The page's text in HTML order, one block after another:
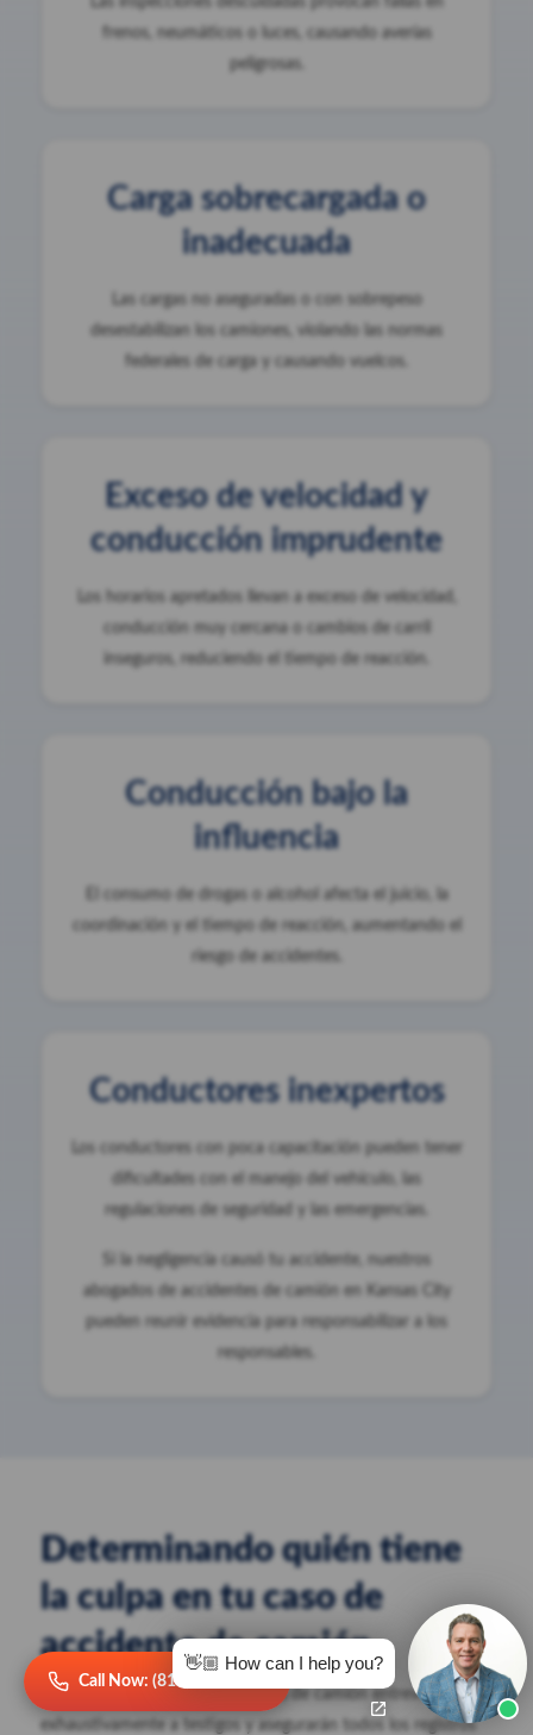
frenos, neumáticos o luces, causando averías
peligrosas.
Carga sobrecargada o
inadecuada
Las cargas no aseguradas o con sobrepeso
desestabilizan los camiones, violando las normas
federales de carga y causando vuelcos.
Exceso de velocidad y
conducción imprudente
Los horarios apretados llevan a exceso de velocidad,
conducción muy cercana o cambios de carril
inseguros, reduciendo el tiempo de reacción.
Conducción bajo la
influencia
El consumo de drogas o alcohol afecta el juicio, la
coordinación y el tiempo de reacción, aumentando el
riesgo de accidentes.
Conductores inexpertos
Los conductores con poca capacitación pueden tener
dificultades con el manejo del vehículo, las
regulaciones de seguridad y las emergencias.
Si la negligencia causó tu accidente, nuestros
abogados de accidentes de camión en Kansas City
pueden reunir evidencia para responsabilizar a los
responsables.
Determinando quién tiene
la culpa en tu caso de
accidente de camión
Nuestros abogados de accidentes de camión entrevistarán
exhaustivamente a testigos y asegurarán todos los registros
Call Now: (816) 249-2101
👋🏼 How can I help you?